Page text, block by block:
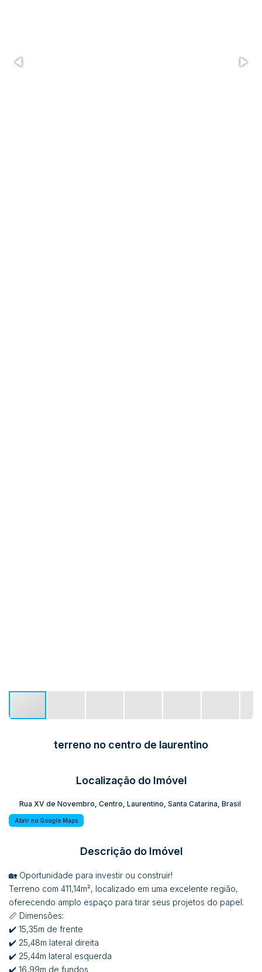
terreno no centro de laurentino
Localização do Imóvel
Rua XV de Novembro Centro Laurentino Santa Catarina Brasil
Abrir no Google Maps
Descrição do Imóvel
🏡 Oportunidade para investir ou construir!
Terreno com 411,14m², localizado em uma excelente região,
oferecendo amplo espaço para tirar seus projetos do papel.
📏 Dimensões:
✔️ 15,35m de frente
✔️ 25,48m lateral direita
✔️ 25,44m lateral esquerda
✔️ 16,99m de fundos